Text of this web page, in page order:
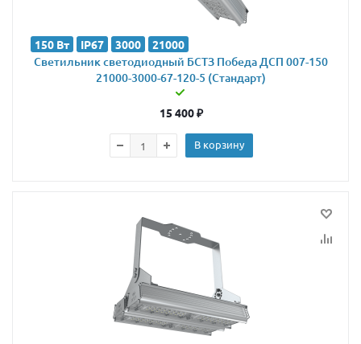
150 Вт IP67 3000 21000
Светильник светодиодный БСТЗ Победа ДСП 007-150
21000-3000-67-120-5 (Стандарт)
15 400₽
В корзину